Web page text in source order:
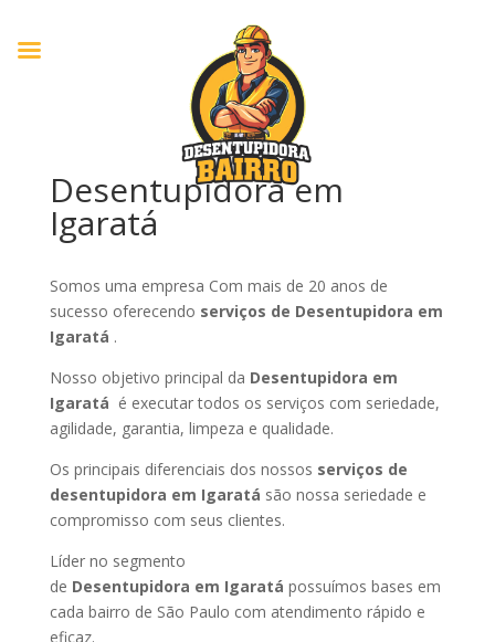
Desentupidora em
Igaratá
Somos uma empresa Com mais de 20 anos de
sucesso oferecendo serviços de Desentupidora em
Igaratá .
Nosso objetivo principal da Desentupidora em
Igaratá é executar todos os serviços com seriedade,
agilidade, garantia, limpeza e qualidade.
Os principais diferenciais dos nossos serviços de
desentupidora em Igaratá são nossa seriedade e
compromisso com seus clientes.
Líder no segmento
de Desentupidora em Igaratá possuímos bases em
cada bairro de São Paulo com atendimento rápido e
eficaz.